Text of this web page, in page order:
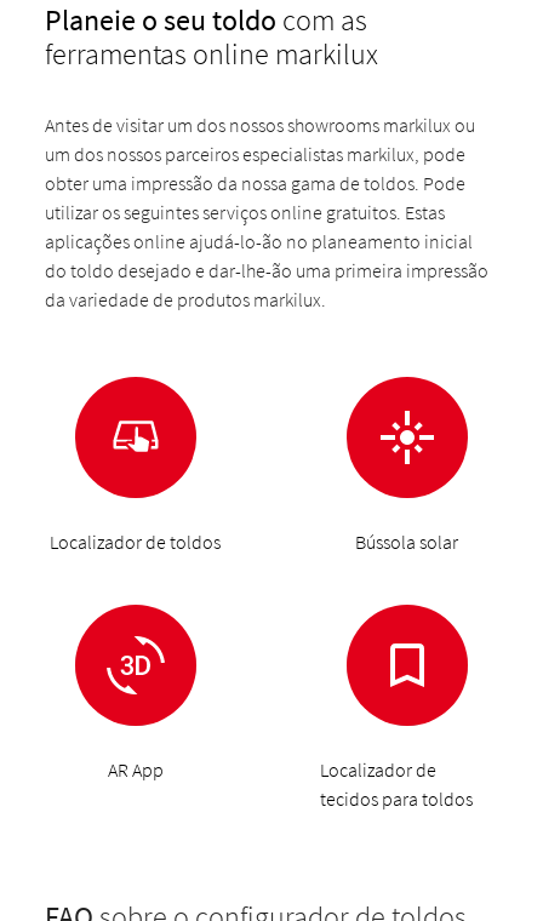
Planeie o seu toldo com as
ferramentas online markilux
Antes de visitar um dos nossos showrooms markilux ou
um dos nossos parceiros especialistas markilux, pode
obter uma impressão da nossa gama de toldos. Pode
utilizar os seguintes serviços online gratuitos. Estas
aplicações online ajudá-lo-ão no planeamento inicial
do toldo desejado e dar-lhe-ão uma primeira impressão
da variedade de produtos markilux.
Localizador de toldos Bússola solar
AR App
Localizador de
tecidos para toldos